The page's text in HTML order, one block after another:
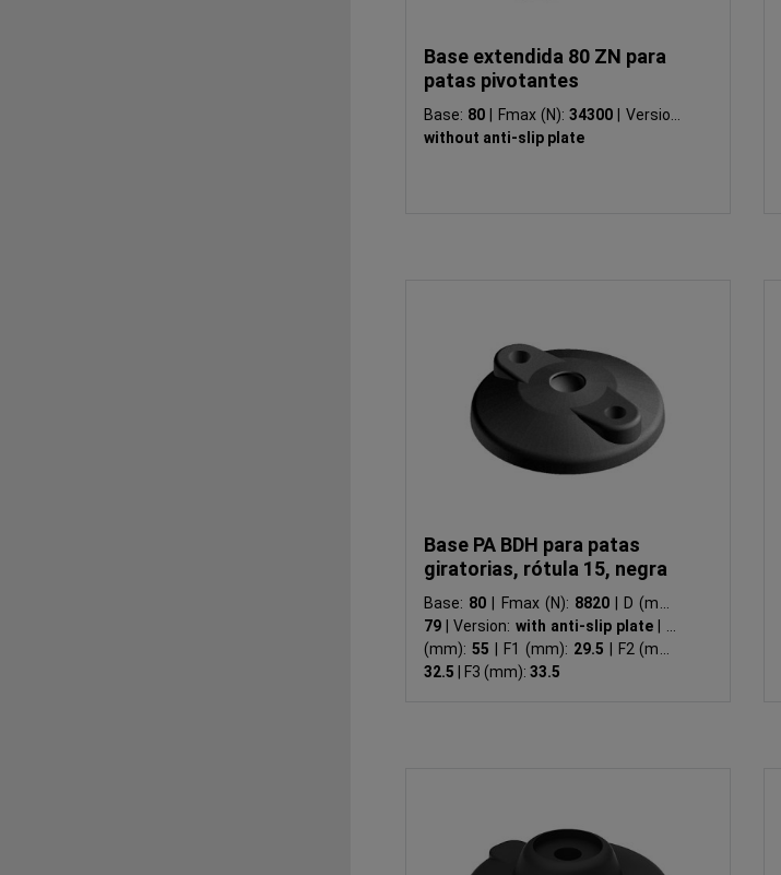
Base extendida 80 ZN para
patas pivotantes
Base: 80 Fmax (N):34300
Version:
without anti-slip plate
Base PA BDH para patas
giratorias, rótula 15, negra
Base: 80 Fmax (N): 8820
D (mm):
79
Version: with anti-slip plate
(mm): 55 F1 (mm): 29.5
F2 (mm):
32.5
F3 (mm): 33.5